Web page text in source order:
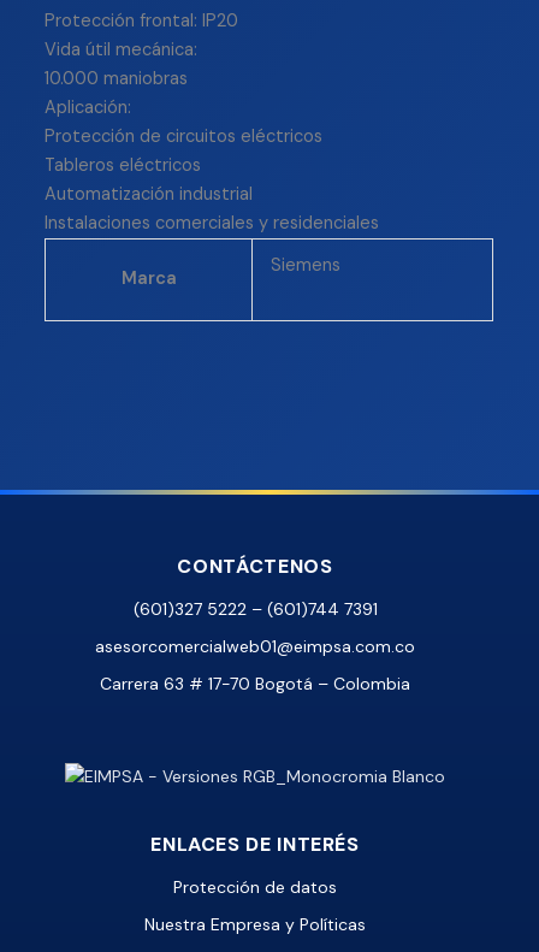
Protección frontal: IP20
Vida útil mecánica:
10.000 maniobras
Aplicación:
Protección de circuitos eléctricos
Tableros eléctricos
Automatización industrial
Instalaciones comerciales y residenciales
Marca
Siemens
CONTÁCTENOS
(601)327 5222 – (601)744 7391
asesorcomercialweb01@eimpsa.com.co
Carrera 63 # 17-70 Bogotá – Colombia
ENLACES DE INTERÉS
Protección de datos
Nuestra Empresa y Políticas